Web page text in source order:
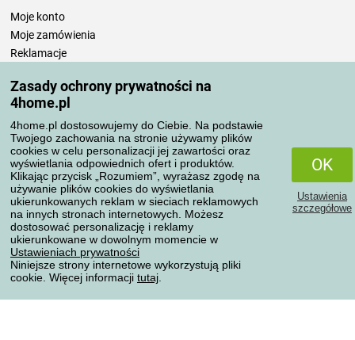
Zasady ochrony prywatności na
4home.pl
4home.pl dostosowujemy do Ciebie. Na podstawie
Twojego zachowania na stronie używamy plików
cookies w celu personalizacji jej zawartości oraz
wyświetlania odpowiednich ofert i produktów.
Klikając przycisk „Rozumiem”, wyrażasz zgodę na
używanie plików cookies do wyświetlania
ukierunkowanych reklam w sieciach reklamowych
na innych stronach internetowych. Możesz
dostosować personalizację i reklamy
ukierunkowane w dowolnym momencie w
Ustawieniach prywatności
Niniejsze strony internetowe wykorzystują pliki
cookie. Więcej informacji tutaj
OK
Ustawienia
szczegółowe
Moje konto
Moje zamówienia
Reklamacje
Zasady przetwarzania recenzji
Sposoby transportu
Metody płatności
Niezawodny sklep